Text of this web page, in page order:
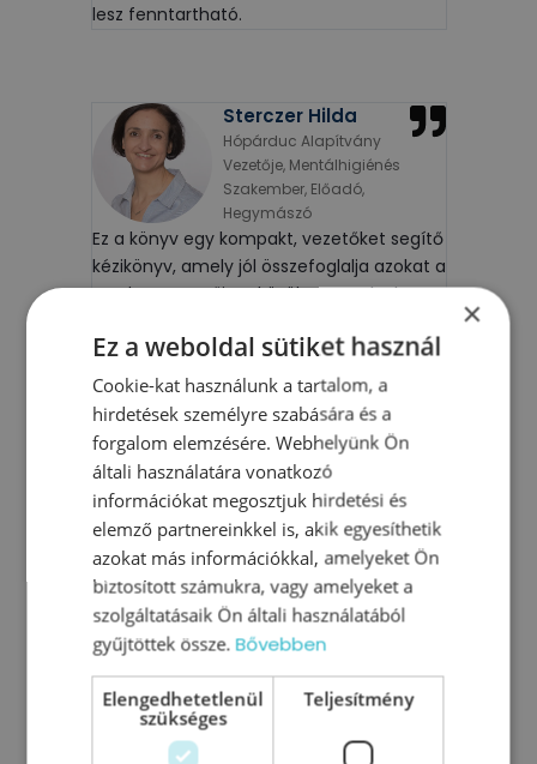
lesz fenntartható.
Sterczer Hilda
Hópárduc Alapítvány
Vezetője, Mentálhigiénés
Szakember, Előadó,
Hegymászó
Ez a könyv egy kompakt, vezetőket segítő
kézikönyv, amely jól összefoglalja azokat a
modern vezetői eszközöket, amelyek
Különösen értékesnek tartom, hogy nem
elméleti szinten marad, hanem
kézzelfogható mondatokat és
megoldásokat ad a vezetői helyzetekhez.
Nemcsak a Z generáció megtartását
támogatja, hanem segít egy olyan
munkahelyi környezet kialakításában is,
ahol hosszú távon minden generáció
jobban tud működni.
Koronczai Rita
Soul In Business -
Leadership Development,
Business Coaching
×
Ez a weboldal sütiket használ
Cookie-kat használunk a tartalom, a
hirdetések személyre szabására és a
forgalom elemzésére. Webhelyünk Ön
általi használatára vonatkozó
információkat megosztjuk hirdetési és
elemző partnereinkkel is, akik egyesíthetik
azokat más információkkal, amelyeket Ön
biztosított számukra, vagy amelyeket a
szolgáltatásaik Ön általi használatából
gyűjtöttek össze.Bővebben
Elengedhetetlenül
szükséges
Teljesítmény